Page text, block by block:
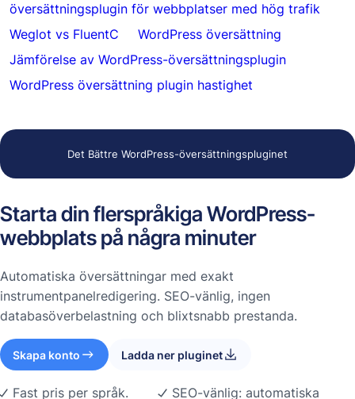
översättningsplugin för webbplatser med hög trafik
Weglot vs FluentC
WordPress översättning
Jämförelse av WordPress-översättningsplugin
WordPress översättning plugin hastighet
Det Bättre WordPress-översättningspluginet
Starta din flerspråkiga WordPress-
webbplats på några minuter
Automatiska översättningar med exakt
instrumentpanelredigering. SEO-vänlig, ingen
databasöverbelastning och blixtsnabb prestanda.
Skapa konto Ladda ner pluginet
Fast pris per språk.
SEO-vänlig: automatiska